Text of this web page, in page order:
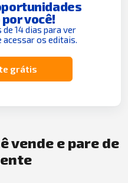
você!
14 dias para ver
os editais.
grátis
vende e pare de